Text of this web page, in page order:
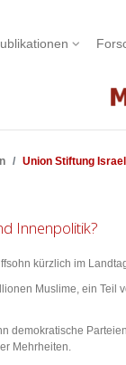
Union Stiftung
Innenpolitik?
kürzlich im
Muslime, ein
demokratische
Mehrheiten.